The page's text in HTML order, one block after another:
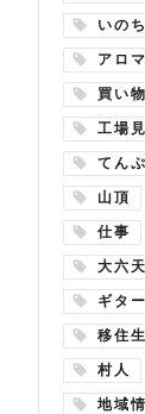
いの
アロマ
買い物
工場
てん
山頂
仕事
大六
ギタ
移住
村人
地域